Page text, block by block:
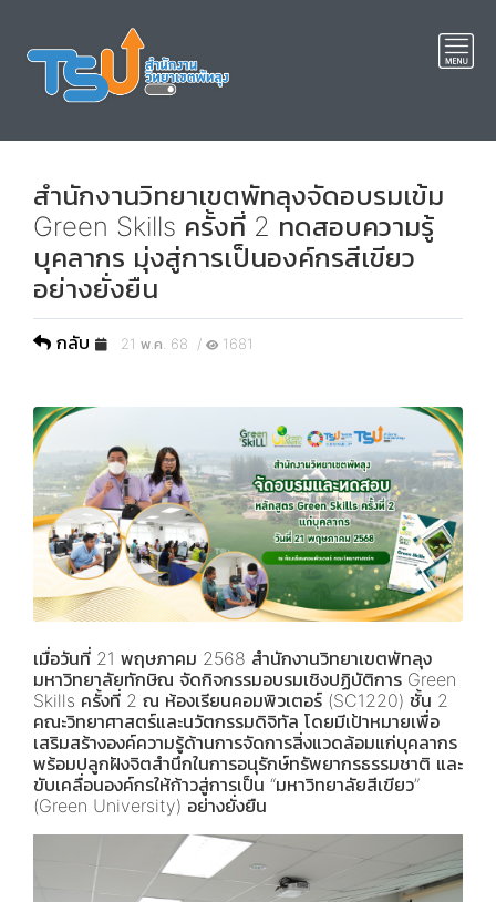
สำนักงานวิทยาเขตพัทลุงจัดอบรมเข้ม
Green Skills ครั้งที่ 2 ทดสอบความรู้
บุคลากร มุ่งสู่การเป็นองค์กรสีเขียว
อย่างยั่งยืน
กลับ 21 พ.ค. 68 / 1681
เมื่อวันที่ 21 พฤษภาคม 2568 สำนักงานวิทยาเขตพัทลุง
มหาวิทยาลัยทักษิณ จัดกิจกรรมอบรมเชิงปฏิบัติการ Green
Skills ครั้งที่ 2 ณ ห้องเรียนคอมพิวเตอร์ (SC1220) ชั้น 2
คณะวิทยาศาสตร์และนวัตกรรมดิจิทัล โดยมีเป้าหมายเพื่อ
เสริมสร้างองค์ความรู้ด้านการจัดการสิ่งแวดล้อมแก่บุคลากร
พร้อมปลูกฝังจิตสำนึกในการอนุรักษ์ทรัพยากรธรรมชาติ และ
ขับเคลื่อนองค์กรให้ก้าวสู่การเป็น “มหาวิทยาลัยสีเขียว”
(Green University) อย่างยั่งยืน